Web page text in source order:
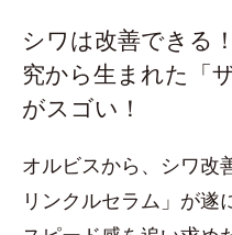
シワは改善できる
究から生まれた「
がスゴい！
オルビスから、シワ
リンクルセラム」が遂